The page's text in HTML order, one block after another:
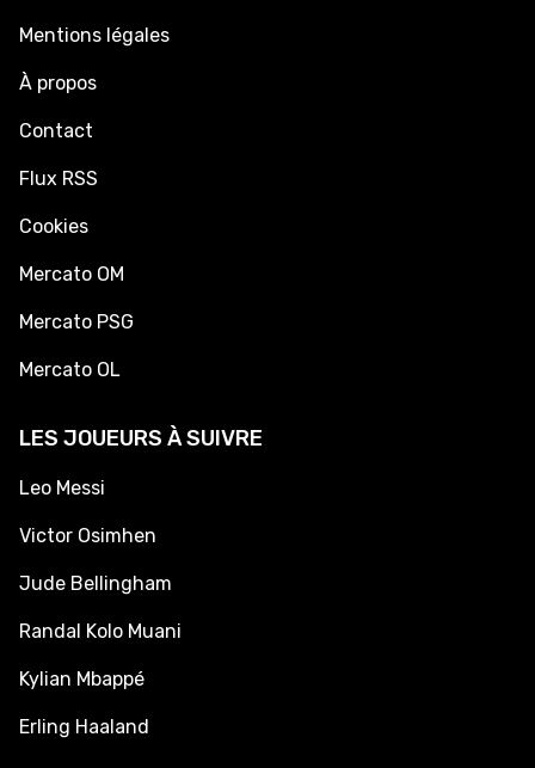
Mentions légales
À propos
Contact
Flux RSS
Cookies
Mercato OM
Mercato PSG
Mercato OL
LES JOUEURS À SUIVRE
Leo Messi
Victor Osimhen
Jude Bellingham
Randal Kolo Muani
Kylian Mbappé
Erling Haaland